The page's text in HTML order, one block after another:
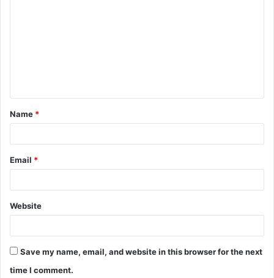
Name *
Email *
Website
Save my name, email, and website in this browser for the next
time I comment.